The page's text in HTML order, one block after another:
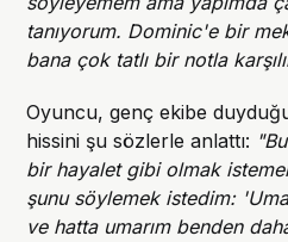
tanıyorum. Dominic'e bir
bana çok tatlı bir notla
Oyuncu, genç ekibe
hissini şu sözlerle anlattı:
bir hayalet gibi olmak
şunu söylemek istedim:
ve hatta umarım benden